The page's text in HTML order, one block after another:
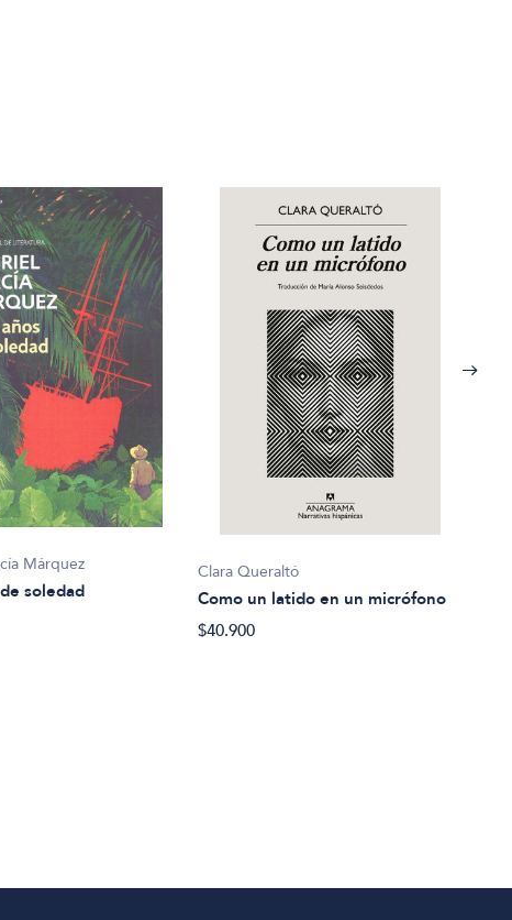
Márquez
soledad
Clara Queraltó
Como un latido en un micrófono
$40.900